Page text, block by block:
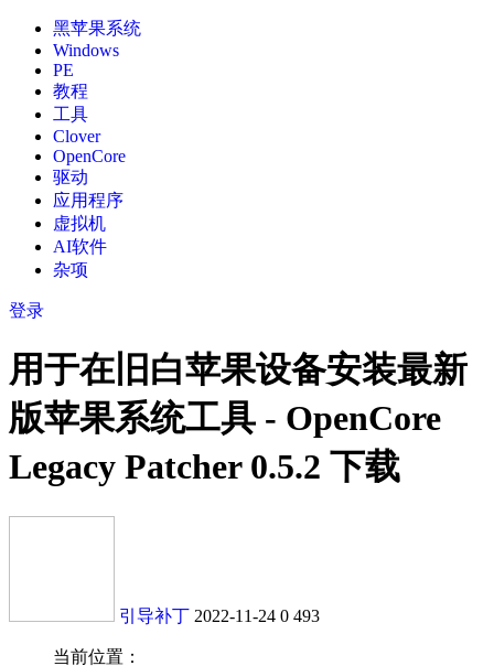
黑苹果系统
Windows
PE
教程
工具
Clover
OpenCore
驱动
应用程序
虚拟机
AI软件
杂项
登录
用于在旧白苹果设备安装最新
版苹果系统工具 - OpenCore
Legacy Patcher 0.5.2 下载
引导补丁 2022-11-24 0 493
当前位置：